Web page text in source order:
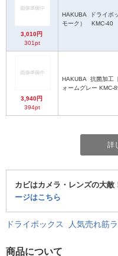
3,010円
301pt
HAKUBA
モーク） KMC-40
3,940円
394pt
HAKUBA
ォームグレー KMC-
詳
カビはカメラ・レンズの大
ージはこちら
ドライボックス 人気売れ筋
商品について